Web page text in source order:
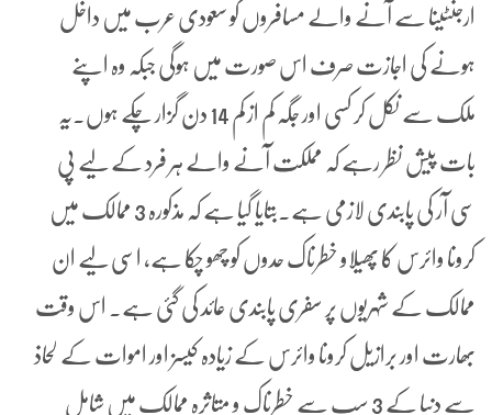
ارجنٹینا سے آنے والے مسافروں کو سعودی عرب میں داخل
ہونے کی اجازت صرف اس صورت میں ہوگی جبکہ وہ اپنے
ملک سے نکل کر کسی اور جگہ کم از کم 14 دن گزار چکے ہوں۔یہ
بات پیش نظر رہے کہ مملکت آنے والے ہر فرد کے لیے پی
سی آر کی پابندی لازمی ہے۔بتایا گیا ہے کہ مذکورہ 3 ممالک میں
کرونا وائرس کا پھیلاو خطرناک حدوں کو چھو چکا ہے، اسی لیے ان
ممالک کے شہریوں پر سفری پابندی عائد کی گئی ہے۔ اس وقت
بھارت اور برازیل کرونا وائرس کے زیادہ کیسز اور اموات کے لحاذ
سے دنیا کے 3 سب سے خطرناک و متاثرہ ممالک میں شامل